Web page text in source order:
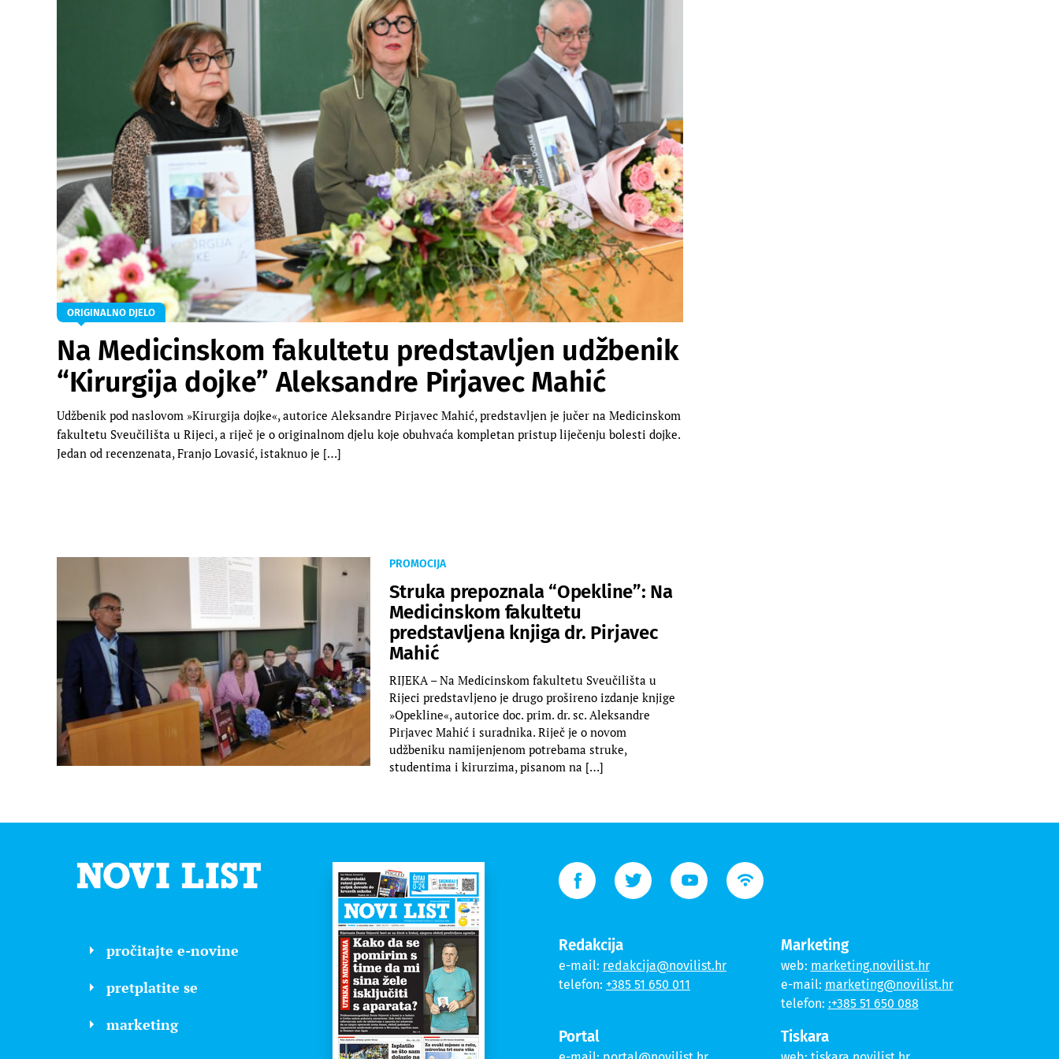
ORIGINALNO DJELO
Na Medicinskom fakultetu predstavljen udžbenik
“Kirurgija dojke” Aleksandre Pirjavec Mahić
Udžbenik pod naslovom »Kirurgija dojke«, autorice Aleksandre Pirjavec Mahić, predstavljen je jučer na Medicinskom
fakultetu Sveučilišta u Rijeci, a riječ je o originalnom djelu koje obuhvaća kompletan pristup liječenju bolesti dojke.
Jedan od recenzenata, Franjo Lovasić, istaknuo je […]
PROMOCIJA
Struka prepoznala “Opekline”: Na
Medicinskom fakultetu
predstavljena knjiga dr. Pirjavec
Mahić
RIJEKA – Na Medicinskom fakultetu Sveučilišta u
Rijeci predstavljeno je drugo prošireno izdanje knjige
»Opekline«, autorice doc. prim. dr. sc. Aleksandre
Pirjavec Mahić i suradnika. Riječ je o novom
udžbeniku namijenjenom potrebama struke,
studentima i kirurzima, pisanom na […]
pročitajte e-novine
pretplatite se
marketing
Redakcija
e-mail: redakcija@novilist.hr
telefon: +385 51 650 011
Portal
Marketing
web: marketing.novilist.hr
e-mail: marketing@novilist.hr
telefon: :+385 51 650 088
Tiskara